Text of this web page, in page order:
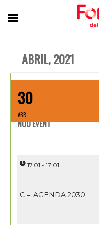
ABRIL, 2021
30
ABR
NOU EVENT
17:01 - 17:01
C = AGENDA 2030